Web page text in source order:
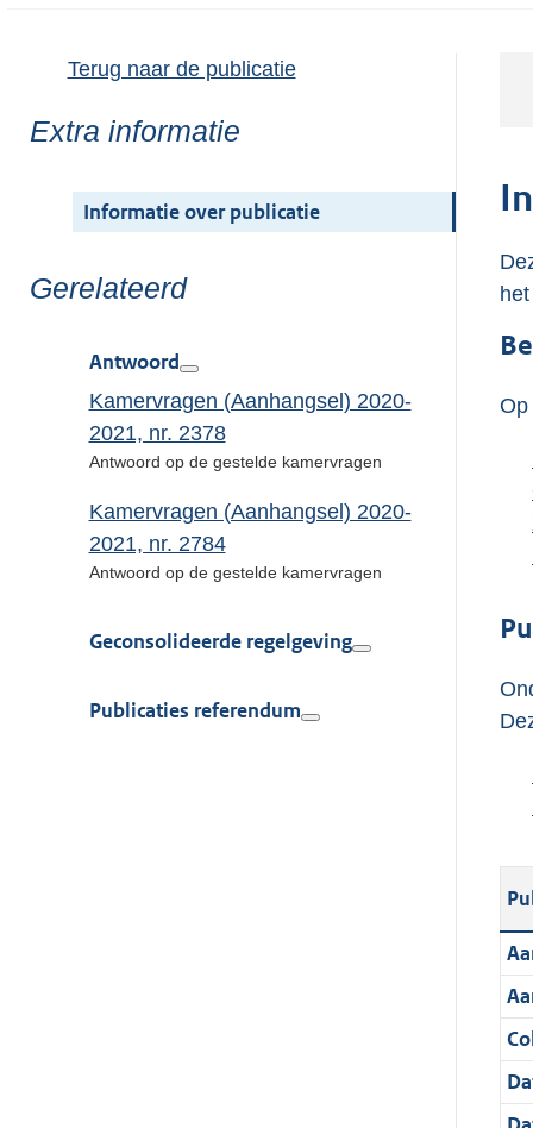
Terug naar de publicatie
Toon
van:
Extra informatie
Informatie over publicatie
Toon
Gerelateerd
Antwoord
Kamervragen (Aanhangsel) 2020-
2021, nr. 2378
Antwoord op de gestelde kamervragen
Kamervragen (Aanhangsel) 2020-
2021, nr. 2784
Antwoord op de gestelde kamervragen
Geconsolideerde regelgeving
Publicaties referendum
Op